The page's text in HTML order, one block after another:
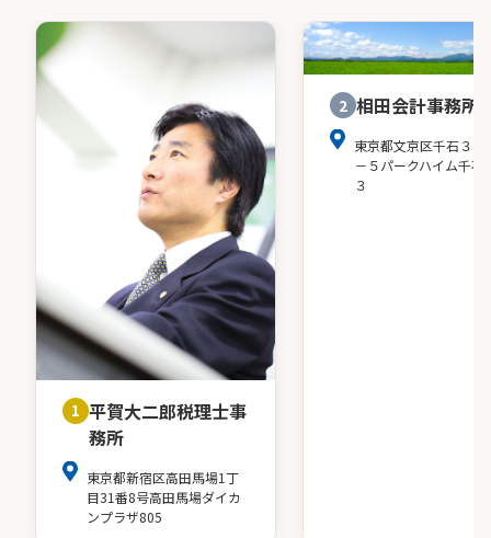
1 平賀大二郎税理士事
務所
東京都新宿区高田馬場1丁
目31番8号高田馬場ダイカ
ンプラザ805
2 相田会計事務所
東京都文京区千石３－
－５パークハイム千石
３